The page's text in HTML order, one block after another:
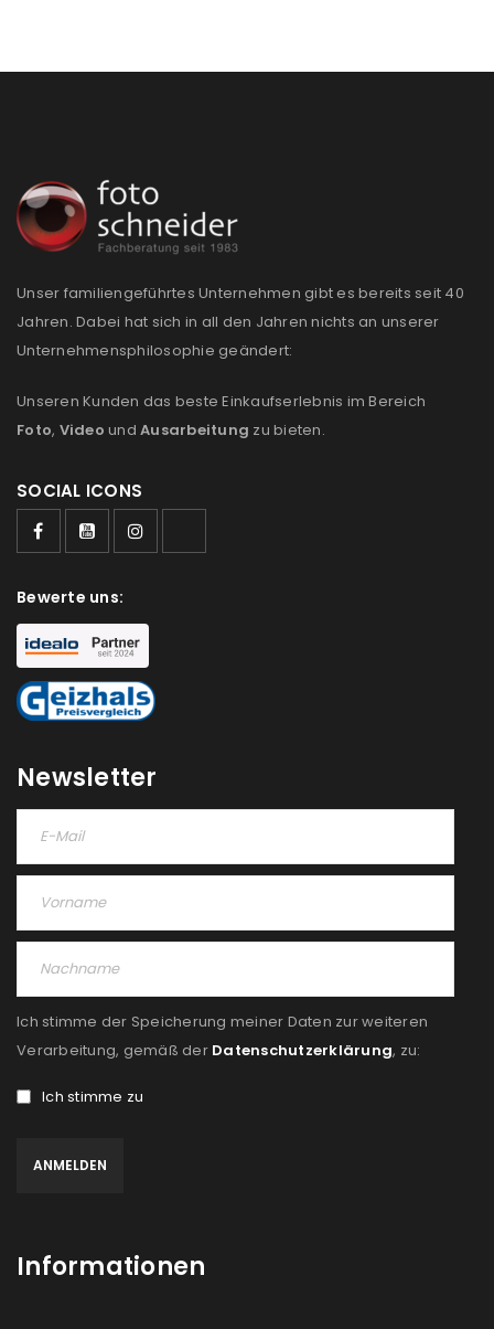
Unser familiengeführtes Unternehmen gibt es bereits seit 40
Jahren. Dabei hat sich in all den Jahren nichts an unserer
Unternehmensphilosophie geändert:
Unseren Kunden das beste Einkaufserlebnis im Bereich
Foto, Video und Ausarbeitung zu bieten.
SOCIAL ICONS
Bewerte uns:
Newsletter
Ich stimme der Speicherung meiner Daten zur weiteren
Verarbeitung, gemäß der Datenschutzerklärung, zu:
Ich stimme zu
Informationen